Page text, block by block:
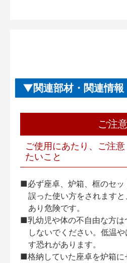
関連部材・関連情報
ご注
ご使用にあたり、ご注
たいこと
■必ず座卓、炉箱、框のセッ
誤った使い方をされます
あり危険です。
■乳幼児や体の不自由な方は
しないでください。低温
す恐れがあります。
■格納していた座卓を炉箱に